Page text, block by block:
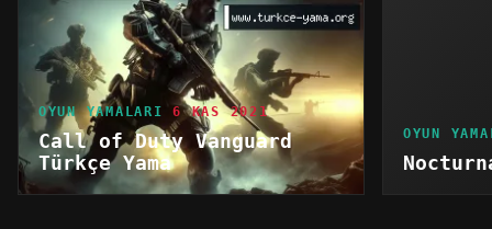
OYUN YAMALARI 6 KAS 2021
Call of Duty Vanguard
Türkçe Yama
OYUN